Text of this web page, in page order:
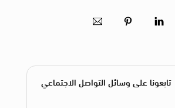
تابعونا على وسائل التواصل الاجتماعي